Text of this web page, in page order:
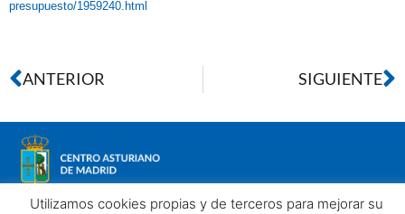
presupuesto/1959240.html
ANTERIOR SIGUIENTE
Utilizamos cookies propias y de terceros para mejorar su